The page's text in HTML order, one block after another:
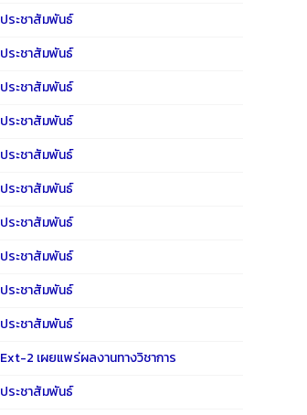
ประชาสัมพันธ์
ประชาสัมพันธ์
ประชาสัมพันธ์
ประชาสัมพันธ์
ประชาสัมพันธ์
ประชาสัมพันธ์
ประชาสัมพันธ์
ประชาสัมพันธ์
ประชาสัมพันธ์
ประชาสัมพันธ์
Ext-2 เผยแพร่ผลงานทางวิชาการ
ประชาสัมพันธ์